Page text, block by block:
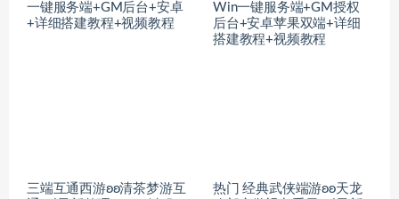
一键服务端+GM后台+安卓
+详细搭建教程+视频教程
Win一键服务端+GM授权
后台+安卓苹果双端+详细
搭建教程+视频教程
三端互通西游ʚʚ清茶梦游互
热门 经典武侠端游ʚʚ天龙